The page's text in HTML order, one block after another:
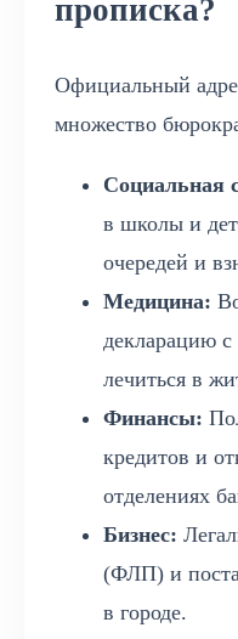
прописка?
Официальный
множество
Социальная
в школы и
очередей и
Медицина:
декларацию
лечиться в
Финансы:
кредитов и
отделениях
Бизнес:
(ФЛП) и
в городе.